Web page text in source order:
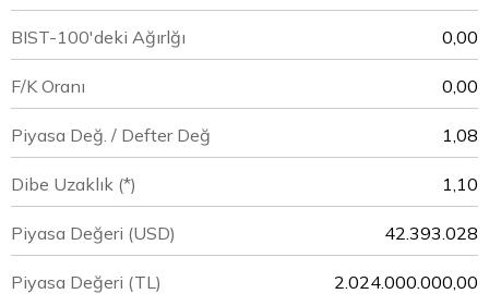
BIST-100'deki Ağırlğı 0,00
F/K Oranı 0,00
Piyasa Değ. / Defter Değ 1,08
Dibe Uzaklık (*) 1,10
Piyasa Değeri (USD) 42.393.028
Piyasa Değeri (TL) 2.024.000.000,00